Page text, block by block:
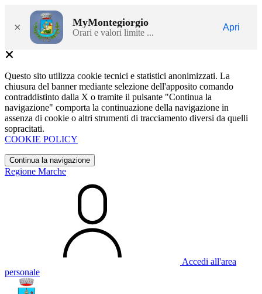
× MyMontegiorgio
Orari e valori limite ...
Apri
Questo sito utilizza cookie tecnici e statistici anonimizzati. La
chiusura del banner mediante selezione dell'apposito comando
contraddistinto dalla X o tramite il pulsante "Continua la
navigazione" comporta la continuazione della navigazione in
assenza di cookie o altri strumenti di tracciamento diversi da quelli
sopracitati.
COOKIE POLICY
Continua la navigazione
Regione Marche
Accedi all'area
personale